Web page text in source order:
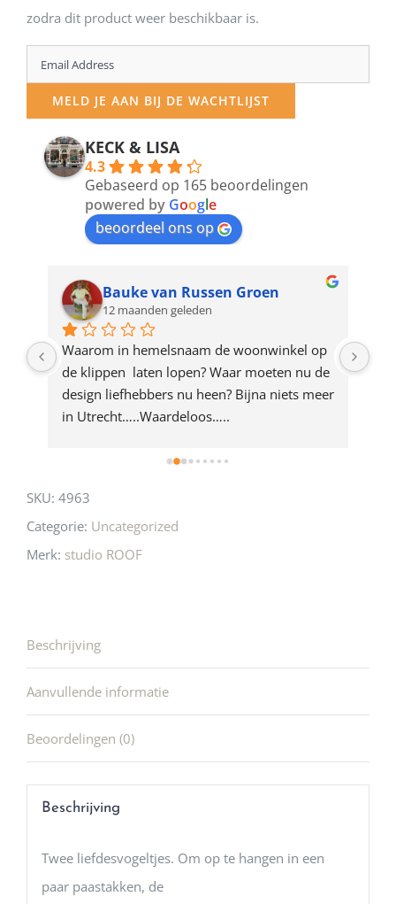
zodra dit product weer beschikbaar is.
Enter
your
email
address
product
MELD JE AAN BIJ DE WACHTLIJST
KECK & LISA
4.3
Gebaseerd op 165 beoordelingen
powered by Google
beoordeel ons op
Bauke van Russen Groen
12 maanden geleden
Waarom in hemelsnaam de woonwinkel op
de klippen  laten lopen? Waar moeten nu de
design liefhebbers nu heen? Bijna niets meer
in Utrecht…..Waardeloos…..
SKU: 4963
Categorie: Uncategorized
Merk: studio ROOF
Beschrijving
Aanvullende informatie
Beoordelingen (0)
Beschrijving
Twee liefdesvogeltjes. Om op te hangen in een
paar paastakken, de